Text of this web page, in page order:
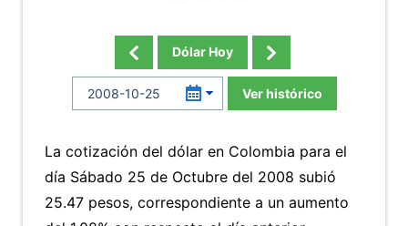
Dólar Hoy
Ver histórico
La cotización del dólar en Colombia para el
día Sábado 25 de Octubre del 2008 subió
25.47 pesos, correspondiente a un aumento